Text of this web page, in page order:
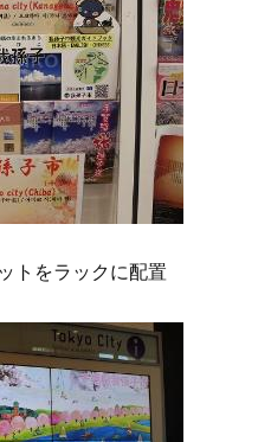
トをラックに配置